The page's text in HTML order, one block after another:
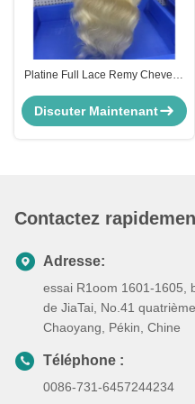
Platine Full Lace Remy Cheveux
Cuticule en vague alignée 30
pouces11
Discuter Maintenant
Contactez
Adresse:
essai R1oom 1601-1605,
de JiaTai, No.41
Chaoyang, Pékin, Chine
Téléphone :
0086-731-6457244234